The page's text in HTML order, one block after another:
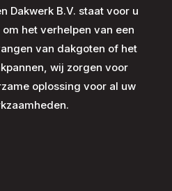
Dakwerk B.V. staat voor u
het verhelpen van een
van dakgoten of het
wij zorgen voor
oplossing voor al uw